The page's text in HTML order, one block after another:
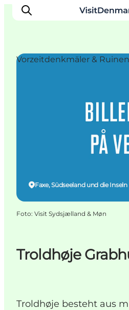
Troldhøje
Troldhøje besteht aus
Faxe, Südseeland und die Inseln
Vorzeitdenkmäler & Ruinen
Foto: Visit Sydsjælland & Møn